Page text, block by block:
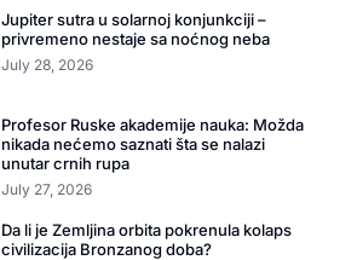
Jupiter sutra u solarnoj konjunkciji –
privremeno nestaje sa noćnog neba
July 28, 2026
Profesor Ruske akademije nauka: Možda
nikada nećemo saznati šta se nalazi
unutar crnih rupa
July 27, 2026
Da li je Zemljina orbita pokrenula kolaps
civilizacija Bronzanog doba?